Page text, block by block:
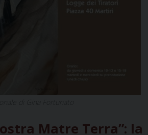
Matre Terra”: la